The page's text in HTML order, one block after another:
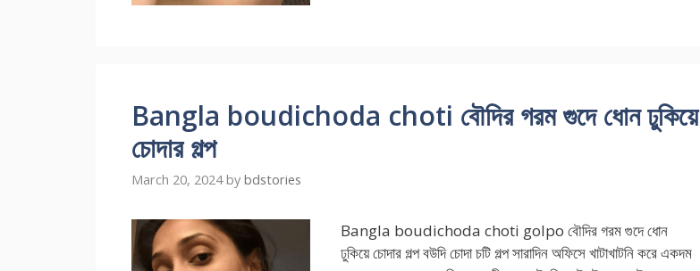
Bangla boudichoda choti বৌদির গরম গুদে ধোন ঢুকিয়ে
চোদার গল্প
March 20, 2024 by bdstories
Bangla boudichoda choti golpo বৌদির গরম গুদে ধোন
ঢুকিয়ে চোদার গল্প বউদি চোদা চটি গল্প সারাদিন অফিসে খাটাখাটনি করে একদম